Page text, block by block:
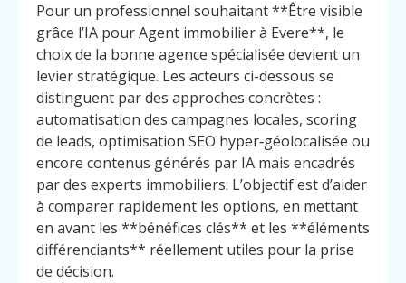
Pour un professionnel souhaitant **Être visible
grâce l’IA pour Agent immobilier à Evere**, le
choix de la bonne agence spécialisée devient un
levier stratégique. Les acteurs ci-dessous se
distinguent par des approches concrètes :
automatisation des campagnes locales, scoring
de leads, optimisation SEO hyper‑géolocalisée ou
encore contenus générés par IA mais encadrés
par des experts immobiliers. L’objectif est d’aider
à comparer rapidement les options, en mettant
en avant les **bénéfices clés** et les **éléments
différenciants** réellement utiles pour la prise
de décision.